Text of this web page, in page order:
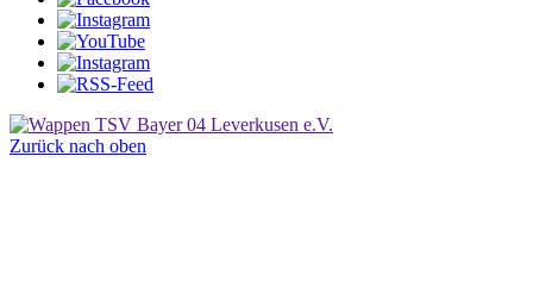
Zurück nach oben